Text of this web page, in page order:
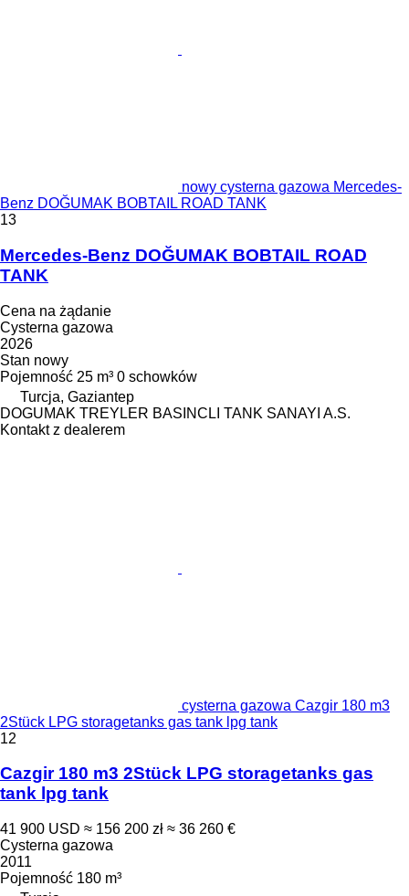
nowy cysterna gazowa Mercedes-
Benz DOĞUMAK BOBTAIL ROAD TANK
13
Mercedes-Benz DOĞUMAK BOBTAIL ROAD
TANK
Cena na żądanie
Cysterna gazowa
2026
Stan nowy
Pojemność 25 m³ 0 schowków
Turcja, Gaziantep
DOGUMAK TREYLER BASINCLI TANK SANAYI A.S.
Kontakt z dealerem
cysterna gazowa Cazgir 180 m3
2Stück LPG storagetanks gas tank lpg tank
12
Cazgir 180 m3 2Stück LPG storagetanks gas
tank lpg tank
41 900 USD ≈ 156 200 zł ≈ 36 260 €
Cysterna gazowa
2011
Pojemność 180 m³